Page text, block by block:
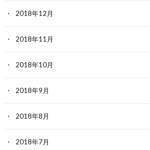
2018年12月
2018年11月
2018年10月
2018年9月
2018年8月
2018年7月